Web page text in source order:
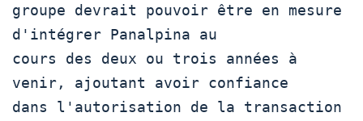
groupe devrait pouvoir être en mesure
d'intégrer Panalpina au
cours des deux ou trois années à
venir, ajoutant avoir confiance
dans l'autorisation de la transaction